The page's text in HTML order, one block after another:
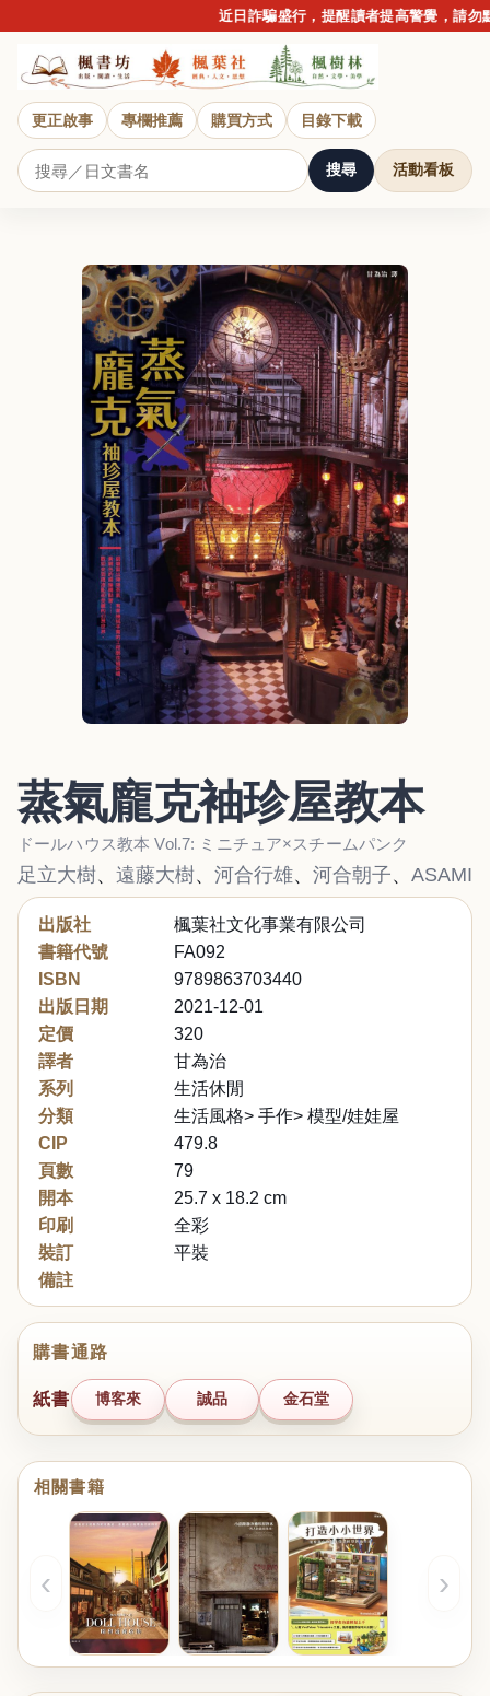
近日詐騙盛行，提醒讀者提高警覺，請勿點擊
更正啟事 專欄推薦 購買方式 目錄下載
搜尋 活動看板
蒸氣龐克袖珍屋教本
ドールハウス教本 Vol.7: ミニチュア×スチームパンク
足立大樹、 遠藤大樹、 河合行雄、 河合朝子、 ASAMI
出版社
楓葉社文化事業有限公司
書籍代號
FA092
ISBN
9789863703440
出版日期
2021-12-01
定價
320
譯者
甘為治
系列
生活休閒
分類
生活風格> 手作> 模型/娃娃屋
CIP
479.8
頁數
79
開本
25.7 x 18.2 cm
印刷
全彩
裝訂
平裝
備註
購書通路
紙書 博客來 誠品 金石堂
相關書籍
‹ ›